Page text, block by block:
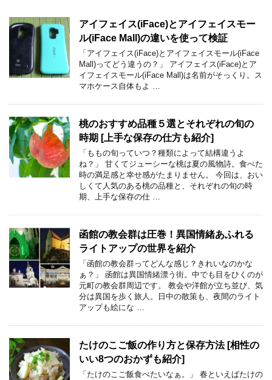
アイフェイス(iFace)とアイフェイスモー
ル(iFace Mall)の違いを使って検証
「アイフェイス(iFace)とアイフェイスモール(iFace
Mall)ってどう違うの？」 アイフェイス(iFace)とア
イフェイスモール(iFace Mall)は名前がそっくり。ス
マホケース自体もよ …
桃のおすすめ品種５選とそれぞれの旬の
時期 [上手な保存の仕方も紹介]
「ももの旬っていつ？種類によって結構違うよ
ね？」 甘くてジューシーな桃は夏の風物詩。食べた
時の満足感と幸せ感がたまりません。 今回は、おい
しくて人気のある桃の品種と、それぞれの旬の時
期、上手な保存の仕 …
函館の教会群は圧巻！異国情緒あふれる
ライトアップの世界を紹介
「函館の教会群ってどんな感じ？きれいなのかな
ぁ？」 函館は異国情緒漂う街。中でも目をひくのが
元町の教会群周辺です。 教会や洋館が立ち並び、気
分は異国を歩く旅人。日中の散策も、夜間のライト
アップも絵にな …
たけのこご飯の作り方と保存方法 [相性の
いい8つのおかずも紹介]
「たけのこご飯食べたいなぁ。」 春といえばたけの